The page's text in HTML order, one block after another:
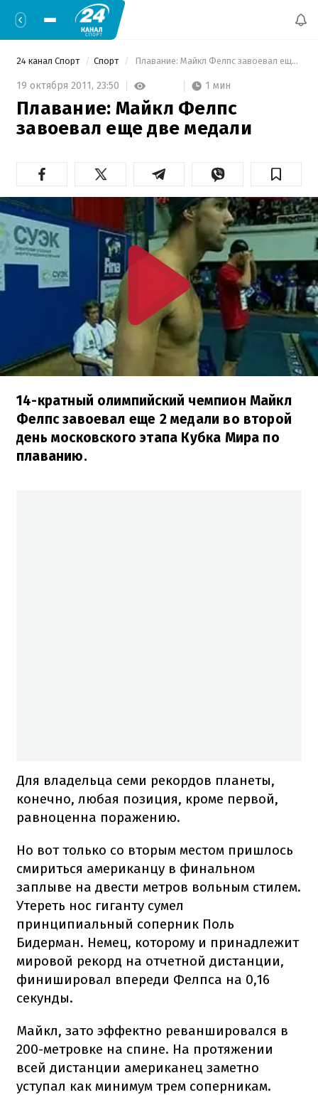
24 канал Спорт Спорт Плавание: Майкл Фелпс завоевал еще две медали
19 октября 2011, 23:50 1 мин
Плавание: Майкл Фелпс
завоевал еще две медали
14-кратный олимпийский чемпион Майкл
Фелпс завоевал еще 2 медали во второй
день московского этапа Кубка Мира по
плаванию.
Для владельца семи рекордов планеты,
конечно, любая позиция, кроме первой,
равноценна поражению.
Но вот только со вторым местом пришлось
смириться американцу в финальном
заплыве на двести метров вольным стилем.
Утереть нос гиганту сумел
принципиальный соперник Поль
Бидерман. Немец, которому и принадлежит
мировой рекорд на отчетной дистанции,
финишировал впереди Фелпса на 0,16
секунды.
Майкл, зато эффектно реваншировался в
200-метровке на спине. На протяжении
всей дистанции американец заметно
уступал как минимум трем соперникам.